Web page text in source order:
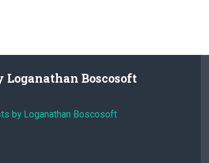
Loganathan Boscosoft
by Loganathan Boscosoft